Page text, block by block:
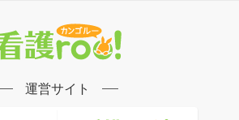
運営サイト